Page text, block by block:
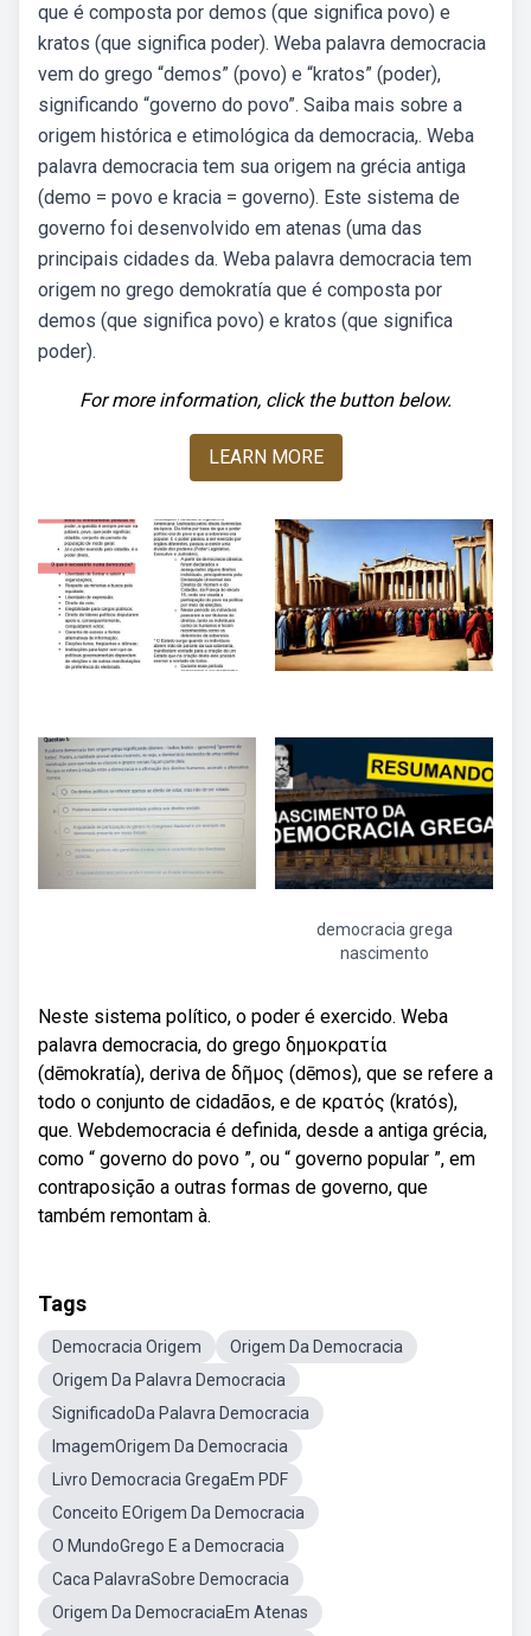
que é composta por demos (que significa povo) e
kratos (que significa poder). Weba palavra democracia
vem do grego “demos” (povo) e “kratos” (poder),
significando “governo do povo”. Saiba mais sobre a
origem histórica e etimológica da democracia,. Weba
palavra democracia tem sua origem na grécia antiga
(demo = povo e kracia = governo). Este sistema de
governo foi desenvolvido em atenas (uma das
principais cidades da. Weba palavra democracia tem
origem no grego demokratía que é composta por
demos (que significa povo) e kratos (que significa
poder).
For more information, click the button below.
LEARN MORE
democracia grega
nascimento
Neste sistema político, o poder é exercido. Weba
palavra democracia, do grego δημοκρατία
(dēmokratía), deriva de δῆμος (dēmos), que se refere a
todo o conjunto de cidadãos, e de κρατός (kratós),
que. Webdemocracia é definida, desde a antiga grécia,
como “ governo do povo ”, ou “ governo popular ”, em
contraposição a outras formas de governo, que
também remontam à.
Tags
Democracia Origem
Origem Da Democracia
Origem Da Palavra Democracia
SignificadoDa Palavra Democracia
ImagemOrigem Da Democracia
Livro Democracia GregaEm PDF
Conceito EOrigem Da Democracia
O MundoGrego E a Democracia
Caca PalavraSobre Democracia
Origem Da DemocraciaEm Atenas